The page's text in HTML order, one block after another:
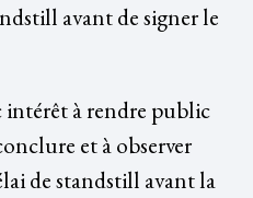
avant de signer le
intérêt à rendre public
et à observer
de standstill avant la